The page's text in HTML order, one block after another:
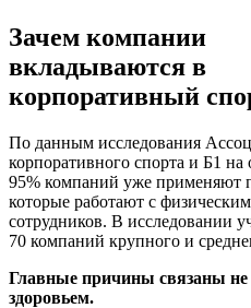
Зачем компании
вкладываются в
корпоративный
По данным исследования
корпоративного спорта и Б1 на
95% компаний уже применяют
которые работают с
сотрудников. В исследовании
70 компаний крупного и
Главные причины связаны не
здоровьем.